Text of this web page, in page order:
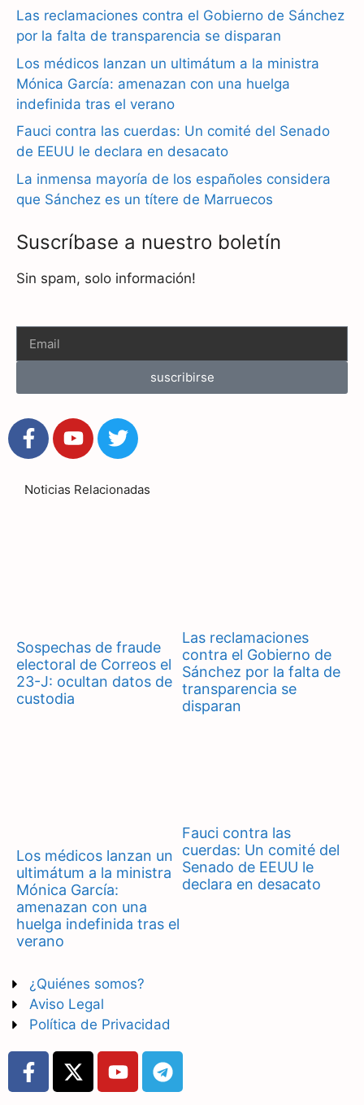
o
o
k
r
a
m
s
A
p
p
Las reclamaciones contra el Gobierno de Sánchez
por la falta de transparencia se disparan
Los médicos lanzan un ultimátum a la ministra
Mónica García: amenazan con una huelga
indefinida tras el verano
Fauci contra las cuerdas: Un comité del Senado
de EEUU le declara en desacato
La inmensa mayoría de los españoles considera
que Sánchez es un títere de Marruecos
Suscríbase a nuestro boletín
Sin spam, solo información!
suscribirse
Noticias Relacionadas
Sospechas de fraude
electoral de Correos el
23-J: ocultan datos de
custodia
Las reclamaciones
contra el Gobierno de
Sánchez por la falta de
transparencia se
disparan
Los médicos lanzan un
ultimátum a la ministra
Mónica García:
amenazan con una
huelga indefinida tras el
verano
Fauci contra las
cuerdas: Un comité del
Senado de EEUU le
declara en desacato
¿Quiénes somos?
Aviso Legal
Política de Privacidad